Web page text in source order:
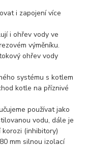
i zapojení více
i ohřev vody ve
výměníku.
ohřev vody
systému s kotlem
kotle na příznivé
používat jako
vodu, dále je
(inhibitory)
mm silnou izolací